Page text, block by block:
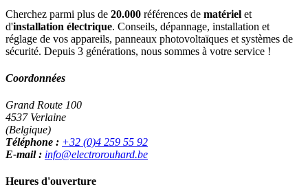
Cherchez parmi plus de 20.000 références de matériel et
d'installation électrique. Conseils, dépannage, installation et
réglage de vos appareils, panneaux photovoltaïques et systèmes de
sécurité. Depuis 3 générations, nous sommes à votre service !
Coordonnées
Grand Route 100
4537 Verlaine
(Belgique)
Téléphone : +32 (0)4 259 55 92
E-mail : info@electrorouhard.be
Heures d'ouverture